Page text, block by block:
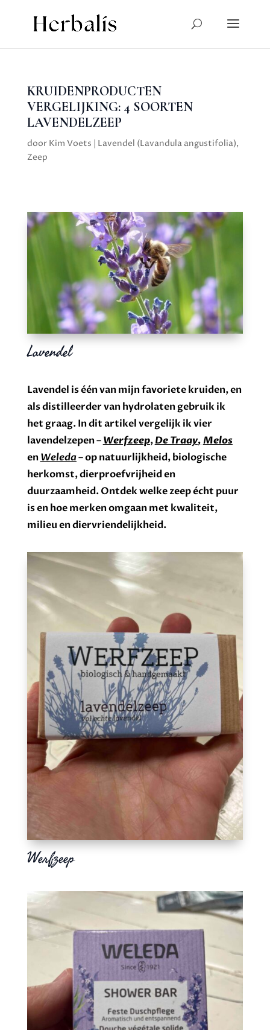
KRUIDENPRODUCTEN
VERGELIJKING: 4 SOORTEN
LAVENDELZEEP
door Kim Voets | Lavendel (Lavandula angustifolia),
Zeep
Lavendel
Lavendel is één van mijn favoriete kruiden, en
als distilleerder van hydrolaten gebruik ik
het graag. In dit artikel vergelijk ik vier
lavendelzepen –Werfzeep,De Traay,Melos
enWeleda– op natuurlijkheid, biologische
herkomst, dierproefvrijheid en
duurzaamheid. Ontdek welke zeep écht puur
is en hoe merken omgaan met kwaliteit,
milieu en diervriendelijkheid.
Werfzeep